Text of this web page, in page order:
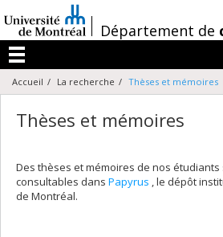
au
contenu
/Département de
Menu
Accueil La recherche Thèses et mémoires
Thèses et mémoires
Des thèses et mémoires de nos
consultables dans Papyrus , le dépôt
de Montréal.